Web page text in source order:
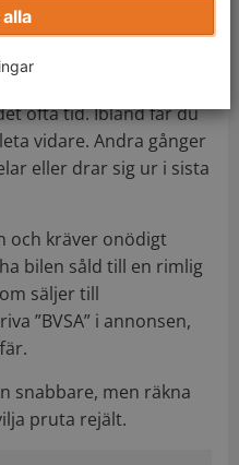
ske lägre än
objektiv och pålitlig
för din bil.
ofta tid. Ibland får du
vidare. Andra gånger
eller drar sig ur i sista
och kräver onödigt
bilen såld till en rimlig
säljer till
”BVSA” i annonsen,
snabbare, men räkna
pruta rejält.